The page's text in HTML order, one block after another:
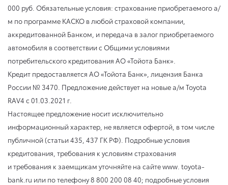
000 руб. Обязательные условия: страхование приобретаемого а/
м по программе КАСКО в любой страховой компании,
аккредитованной Банком, и передача в залог приобретаемого
автомобиля в соответствии с Общими условиями
потребительского кредитования АО «Тойота Банк».
Кредит предоставляется АО «Тойота Банк», лицензия Банка
России № 3470. Предложение действует на новые а/м Toyota
RAV4 с 01.03.2021 г.
Настоящее предложение носит исключительно
информационный характер, не является офертой, в том числе
публичной (статьи 435, 437 ГК РФ). Подробные условия
кредитования, требования к условиям страхования
и требования к заемщикам уточняйте на сайте www. toyota-
bank.ru или по телефону 8 800 200 08 40; подробные условия